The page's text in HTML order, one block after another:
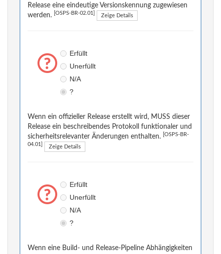
Release eine eindeutige Versionskennung zugewiesen
werden.
[OSPS-BR-02.01] Zeige Details
Erfüllt
Unerfüllt
N/A
?
Wenn ein offizieller Release erstellt wird, MUSS dieser
Release ein beschreibendes Protokoll funktionaler und
sicherheitsrelevanter Änderungen enthalten.
[OSPS-BR-
04.01] Zeige Details
Erfüllt
Unerfüllt
N/A
?
Wenn eine Build- und Release-Pipeline Abhängigkeiten